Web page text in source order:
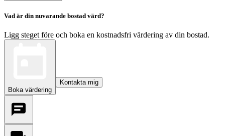
Vad är din nuvarande bostad värd?
Ligg steget före och boka en kostnadsfri värdering av din bostad.
Boka värdering
Kontakta mig